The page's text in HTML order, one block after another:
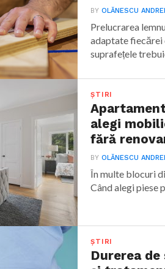
BYOLĂNESCU ANDREI
Prelucrarea
adaptate fiecărei
suprafețele
ȘTIRI
alegi
fără
BYOLĂNESCU ANDREI
În multe blocuri
Când alegi piese
ȘTIRI
Durerea